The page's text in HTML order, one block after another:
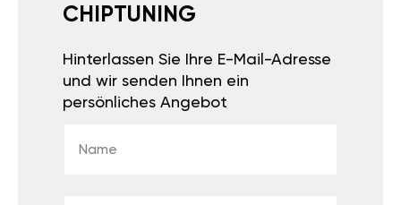
CHIPTUNING
Hinterlassen Sie Ihre E-Mail-Adresse
und wir senden Ihnen ein
persönliches Angebot